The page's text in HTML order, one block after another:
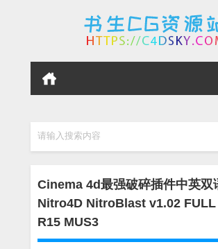
请输入搜索内容
Cinema 4d最强破碎插件中英双
Nitro4D NitroBlast v1.02 FULL
R15 MUS3